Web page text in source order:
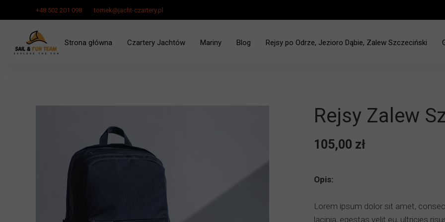
+48 502 201 098 tomek@jacht-czartery.pl
Strona główna Czartery Jachtów Mariny Blog Rejsy po Odrze, Jezioro Dąbie, Zalew Szczeciński
Rejsy Zalew
105,00 zł
Opis:
Lorem ipsum dolor sit amet,
lacinia, egestas velit eu, ultricies